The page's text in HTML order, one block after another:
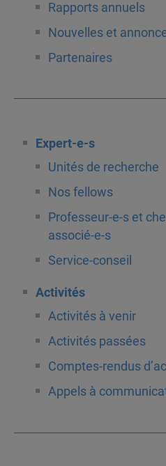
Rapports annuels
Nouvelles et
Partenaires
Expert-e-s
Unités de recherche
Nos fellows
Professeur-e-s et
associé-e-s
Service-conseil
Activités
Activités à venir
Activités passées
Comptes-rendus
Appels à